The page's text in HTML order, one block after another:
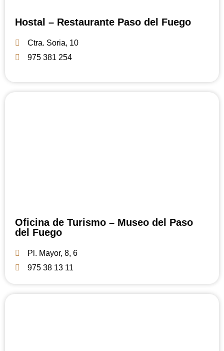
Hostal – Restaurante Paso del Fuego
Ctra. Soria, 10
975 381 254
Oficina de Turismo – Museo del Paso
del Fuego
Pl. Mayor, 8, 6
975 38 13 11